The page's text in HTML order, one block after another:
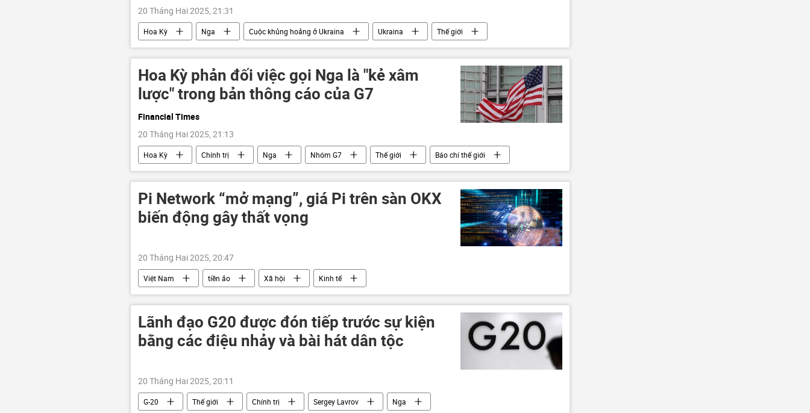
20 Tháng Hai 2025, 21:31
Hoa Kỳ Nga Cuộc khủng hoảng ở Ukraina Ukraina
Thế giới
Chính trị
xung đột quân sự Chiến dịch quân sự đặc biệt tại Ukraina
Hoa Kỳ phản đối việc gọi Nga là "kẻ xâm
lược" trong bản thông cáo của G7
Financial Times
20 Tháng Hai 2025, 21:13
Hoa Kỳ Chính trị Nga Nhóm G7 Thế giới Báo chí thế giới
Pi Network “mở mạng”, giá Pi trên sàn OKX
biến động gây thất vọng
20 Tháng Hai 2025, 20:47
Việt Nam tiền ảo Xã hội Kinh tế
Lãnh đạo G20 được đón tiếp trước sự kiện
bằng các điệu nhảy và bài hát dân tộc
20 Tháng Hai 2025, 20:11
G-20 Thế giới Chính trị Sergey Lavrov
Nga